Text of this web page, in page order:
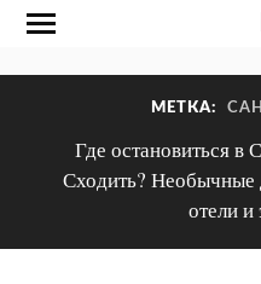
МЕТКА:
Где остановиться в
Сходить? Необычные
отели и